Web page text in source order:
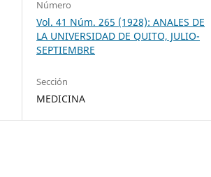
Número
Vol. 41 Núm. 265 (1928): ANALES DE
LA UNIVERSIDAD DE QUITO, JULIO-
SEPTIEMBRE
Sección
MEDICINA